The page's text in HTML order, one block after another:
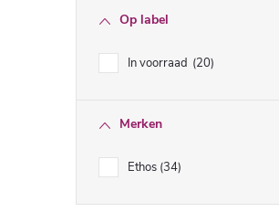
Op label
In voorraad 20
Merken
Ethos 34